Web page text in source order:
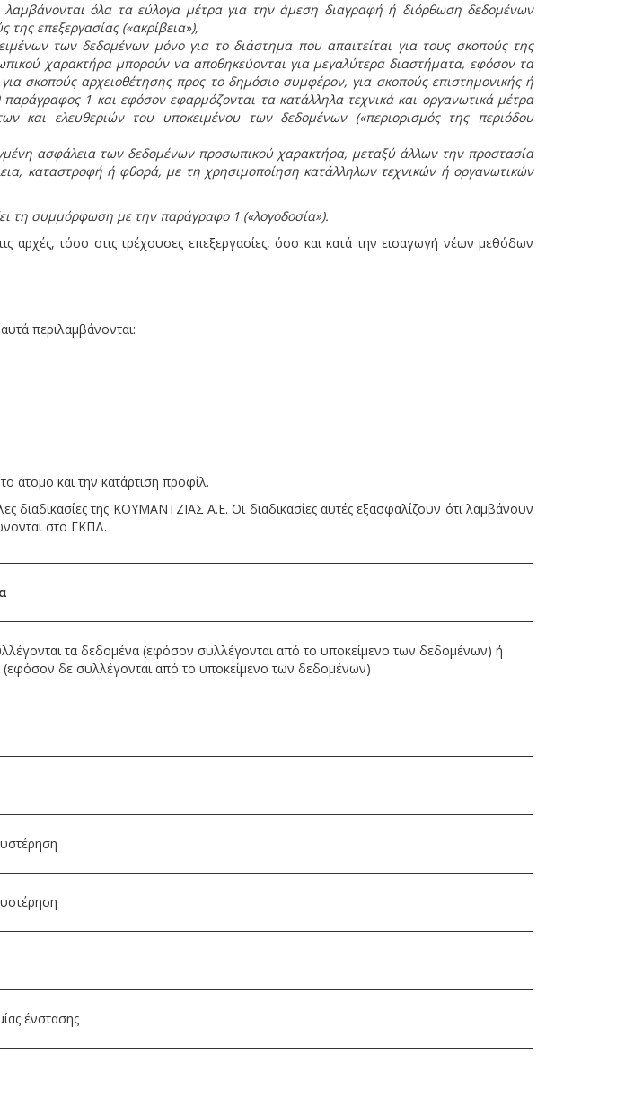
λαμβάνονται όλα τα εύλογα μέτρα για την άμεση διαγραφή ή διόρθωση δεδομένων
επεξεργασίας («ακρίβεια»),
των δεδομένων μόνο για το διάστημα που απαιτείται για τους σκοπούς της
χαρακτήρα μπορούν να αποθηκεύονται για μεγαλύτερα διαστήματα, εφόσον τα
σκοπούς αρχειοθέτησης προς το δημόσιο συμφέρον, για σκοπούς επιστημονικής ή
1 και εφόσον εφαρμόζονται τα κατάλληλα τεχνικά και οργανωτικά μέτρα
και ελευθεριών του υποκειμένου των δεδομένων («περιορισμός της περιόδου
ασφάλεια των δεδομένων προσωπικού χαρακτήρα, μεταξύ άλλων την προστασία
καταστροφή ή φθορά, με τη χρησιμοποίηση κατάλληλων τεχνικών ή οργανωτικών
τη συμμόρφωση με την παράγραφο 1 («λογοδοσία»).
τόσο στις τρέχουσες επεξεργασίες, όσο και κατά την εισαγωγή νέων μεθόδων
περιλαμβάνονται:
άτομο και την κατάρτιση προφίλ.
της ΚΟΥΜΑΝΤΖΙΑΣ Α.Ε. Οι διαδικασίες αυτές εξασφαλίζουν ότι λαμβάνουν
στο ΓΚΠΔ.
τα δεδομένα (εφόσον συλλέγονται από το υποκείμενο των δεδομένων) ή
δε συλλέγονται από το υποκείμενο των δεδομένων)
ένστασης